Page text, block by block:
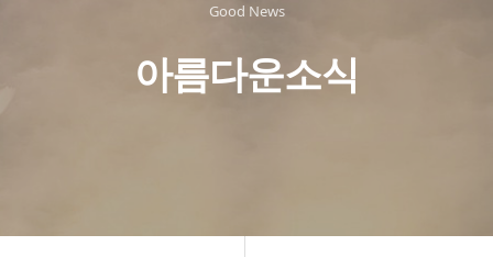
Good News
아름다운소식